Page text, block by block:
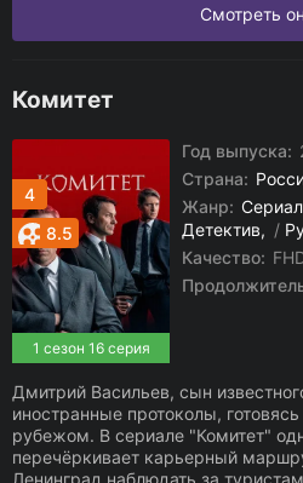
Смотреть
Комитет
4
1 сезон 16 серия
8.5
Год выпуска:
Страна:
Жанр:
Детектив
/
Качество:
Дмитрий Васильев, сын
иностранные протоколы,
рубежом. В сериале "Комитет"
перечёркивает карьерный
Ленинград наблюдать за